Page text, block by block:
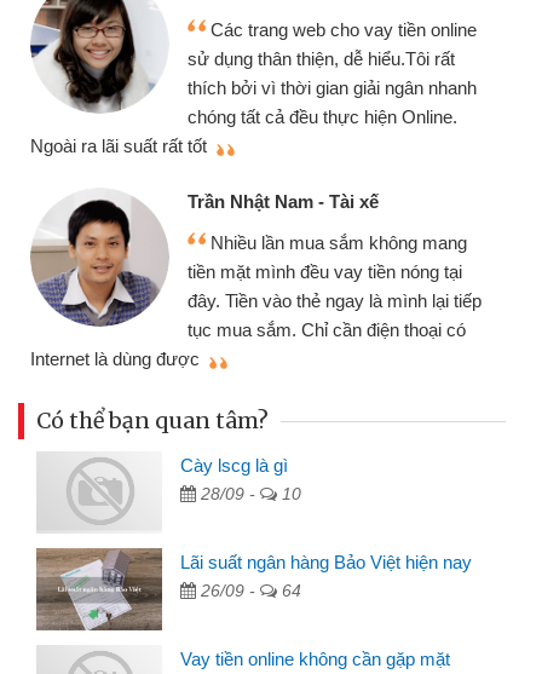
Các trang web cho vay tiền online
sử dụng thân thiện, dễ hiểu.Tôi rất
thích bởi vì thời gian giải ngân nhanh
chóng tất cả đều thực hiện Online.
Ngoài ra lãi suất rất tốt
Trần Nhật Nam - Tài xế
Nhiều lần mua sắm không mang
tiền mặt mình đều vay tiền nóng tại
đây. Tiền vào thẻ ngay là mình lại tiếp
tục mua sắm. Chỉ cần điện thoại có
Internet là dùng được
Có thể bạn quan tâm?
Cày lscg là gì
28/09 - 10
Lãi suất ngân hàng Bảo Việt hiện nay
26/09 - 64
Vay tiền online không cần gặp mặt